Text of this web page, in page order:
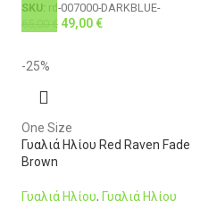
SKU: rd-007000-DARKBLUE-
€ 49,00€
-25%
One Size
Γυαλιά Ηλίου Red Raven Fade
Brown
Γυαλιά Ηλίου, Γυαλιά Ηλίου